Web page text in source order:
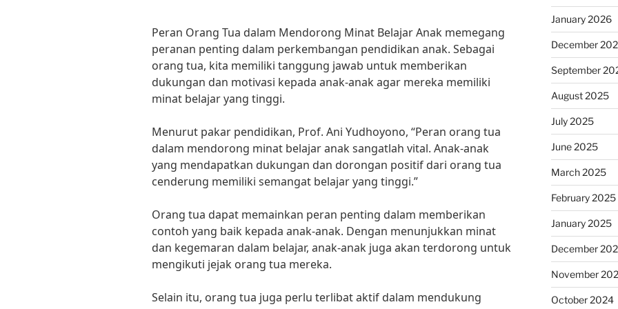
Peran Orang Tua dalam Mendorong Minat Belajar Anak memegang
peranan penting dalam perkembangan pendidikan anak. Sebagai
orang tua, kita memiliki tanggung jawab untuk memberikan
dukungan dan motivasi kepada anak-anak agar mereka memiliki
minat belajar yang tinggi.
Menurut pakar pendidikan, Prof. Ani Yudhoyono, “Peran orang tua
dalam mendorong minat belajar anak sangatlah vital. Anak-anak
yang mendapatkan dukungan dan dorongan positif dari orang tua
cenderung memiliki semangat belajar yang tinggi.”
Orang tua dapat memainkan peran penting dalam memberikan
contoh yang baik kepada anak-anak. Dengan menunjukkan minat
dan kegemaran dalam belajar, anak-anak juga akan terdorong untuk
mengikuti jejak orang tua mereka.
Selain itu, orang tua juga perlu terlibat aktif dalam mendukung
January 2026
December
September
August 2025
July 2025
June 2025
March 2025
February 2025
January 2025
December
November
October 2024